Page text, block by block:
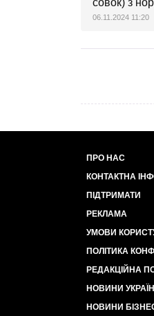
совок) з
06.11.2024 11:20
ПРО НАС
КОНТАКТНА
ПІДТРИМАТИ
РЕКЛАМА
УМОВИ
ПОЛІТИКА
РЕДАКЦІЙНА
НОВИНИ
НОВИНИ